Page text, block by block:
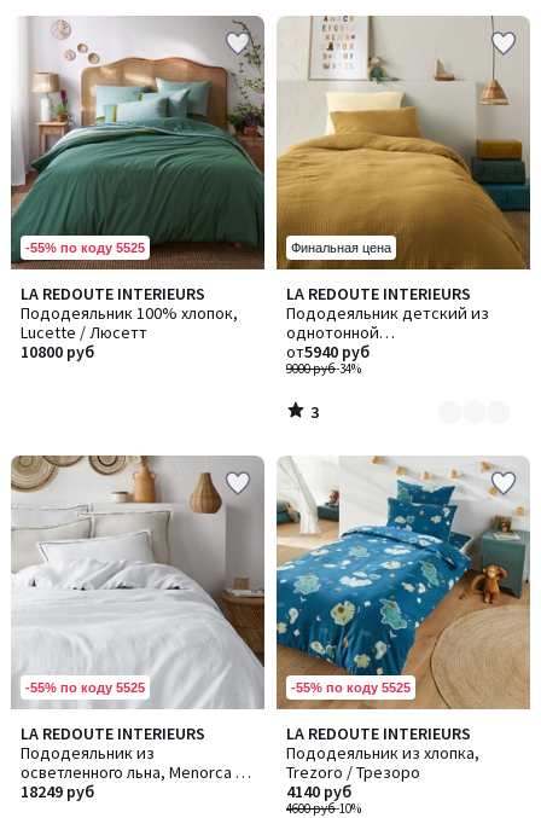
-55% по коду 5525
LA REDOUTE INTERIEURS
Пододеяльник 100% хлопок,
Lucette / Люсетт
10800 руб
Финальная цена
LA REDOUTE INTERIEURS
Пододеяльник детский из
однотонной
хлопчатобумажной газовой
ткани, Kumla / Кумла
9000 руб-34%
от5940 руб
3
/
5
Количество
цветов:
3
3
/
-55% по коду 5525
LA REDOUTE INTERIEURS
Пододеяльник из
осветленного льна, Menorca /
Менорка
18249 руб
-55% по коду 5525
LA REDOUTE INTERIEURS
Пододеяльник из хлопка,
Trezoro / Трезоро
4600 руб-10%
4140 руб